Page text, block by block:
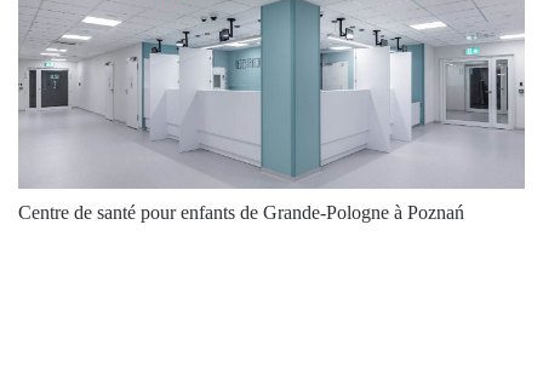
Centre de santé pour enfants de Grande-Pologne à Poznań